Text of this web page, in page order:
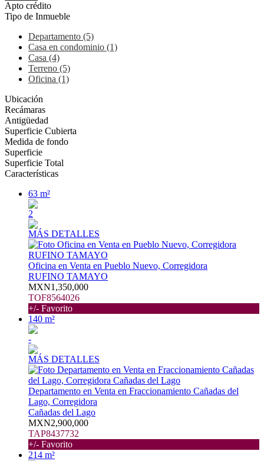
Apto crédito
Tipo de Inmueble
Departamento (5)
Casa en condominio (1)
Casa (4)
Terreno (5)
Oficina (1)
Ubicación
Recámaras
Antigüedad
Superficie Cubierta
Medida de fondo
Superficie
Superficie Total
Características
63 m²
2
MÁS DETALLES
Oficina en Venta en Pueblo Nuevo, Corregidora
RUFINO TAMAYO
MXN1,350,000
TOF8564026
+/- Favorito
140 m²
-
MÁS DETALLES
Departamento en Venta en Fraccionamiento Cañadas del
Lago, Corregidora
Cañadas del Lago
MXN2,900,000
TAP8437732
+/- Favorito
214 m²